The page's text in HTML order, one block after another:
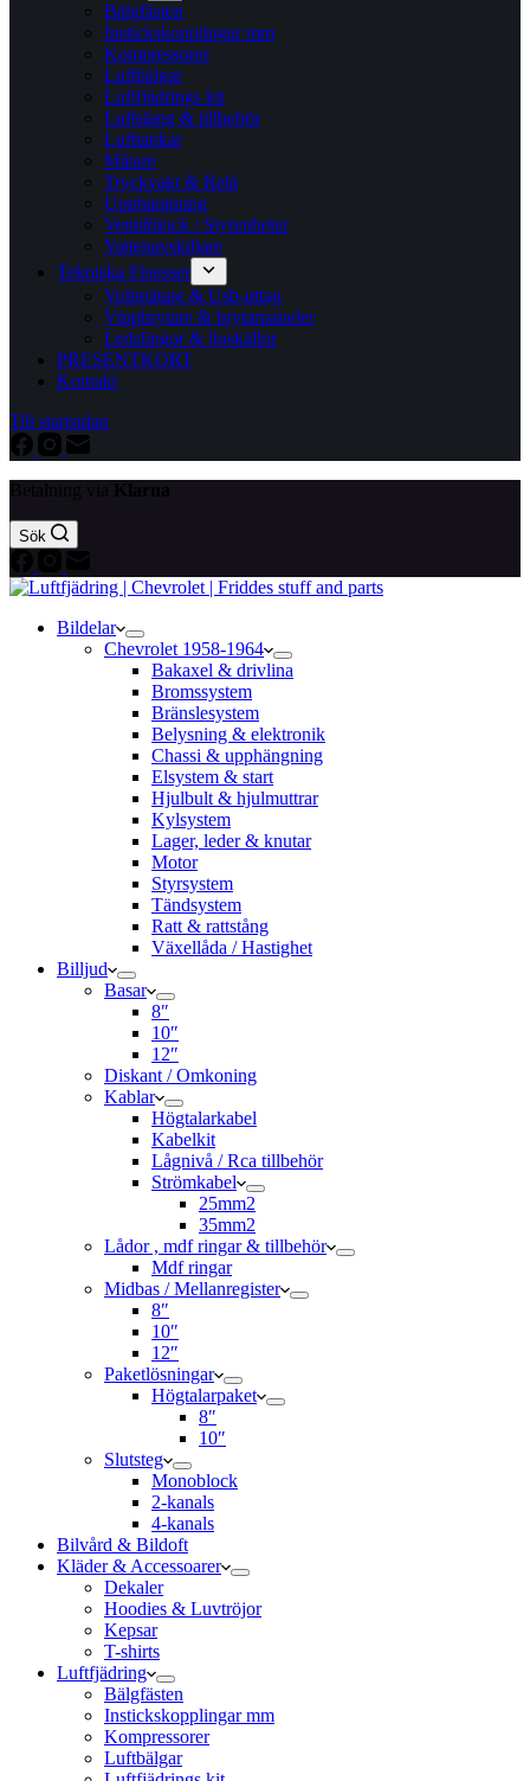
Bälgfästen
Instickskopplingar mm
Kompressorer
Luftbälgar
Luftfjädrings kit
Luftslang & tillbehör
Lufttankar
Mätare
Tryckvakt & Relä
Upphängning
Ventilblock / Styrenheter
Vattenavskiljare
Tekniska Finesser
Voltmätare & Usb-uttag
Vippbrytare & brytarpaneler
Ledslingor & ljuskällor
PRESENTKORT
Kontakt
Till startsidan
Sök
Bildelar
Chevrolet 1958-1964
Bakaxel & drivlina
Bromssystem
Bränslesystem
Belysning & elektronik
Chassi & upphängning
Elsystem & start
Hjulbult & hjulmuttrar
Kylsystem
Lager, leder & knutar
Motor
Styrsystem
Tändsystem
Ratt & rattstång
Växellåda / Hastighet
Billjud
Basar
8″
10″
12″
Diskant / Omkoning​
Kablar
Högtalarkabel
Kabelkit
Lågnivå / Rca tillbehör
Strömkabel
25mm2
35mm2
Lådor , mdf ringar & tillbehör
Mdf ringar
Midbas / Mellanregister
8″
10″
12″
Paketlösningar
Högtalarpaket
8″
10″
Slutsteg
Monoblock
2-kanals
4-kanals
Bilvård & Bildoft
Kläder & Accessoarer
Dekaler
Hoodies & Luvtröjor
Kepsar
T-shirts
Luftfjädring
Bälgfästen
Instickskopplingar mm
Kompressorer
Luftbälgar